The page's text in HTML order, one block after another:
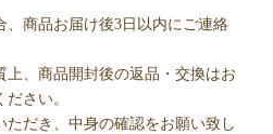
、商品お届け後3日以内にご連絡
、商品開封後の返品・交換はお
さい。
だき、中身の確認をお願い致し